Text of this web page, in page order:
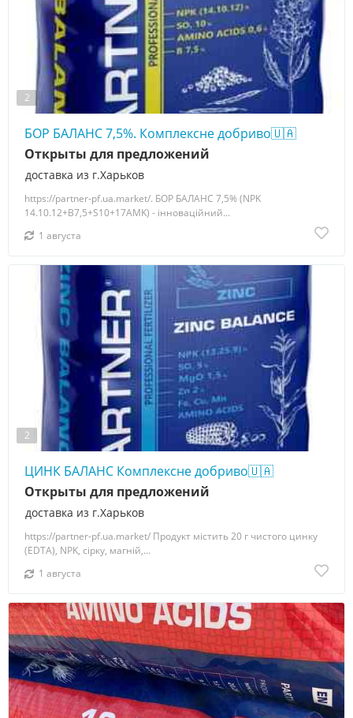
2
БОР БАЛАНС 7,5%. Комплексне добриво🇺🇦
доставка из г.Харьков
Открыты для предложений
https://partner-pf.ua.market/. БОР БАЛАНС 7,5% (NPK
14.10.12+B7,5+S10+17AMK) - інноваційний...
1 августа
2
ЦИНК БАЛАНС Комплексне добриво🇺🇦
доставка из г.Харьков
Открыты для предложений
https://partner-pf.ua.market/ Продукт містить 20 г чистого цинку
(EDTA), NPK, сірку, магній,...
1 августа